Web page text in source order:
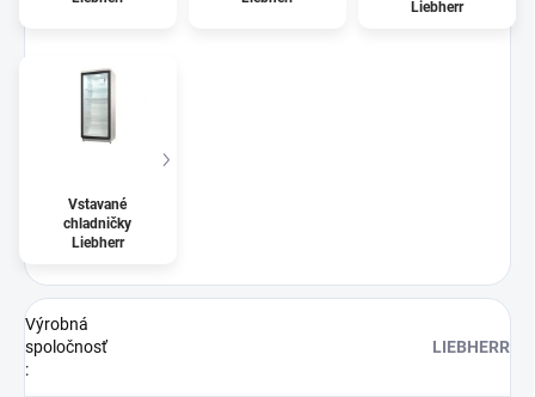
Liebherr
Vstavané
chladničky
Liebherr
Výrobná
spoločnosť
:
LIEBHERR